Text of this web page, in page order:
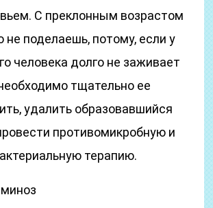
С преклонным возрастом
не поделаешь, потому, если у
человека долго не заживает
тщательно ее
удалить образовавшийся
противомикробную и
терапию.